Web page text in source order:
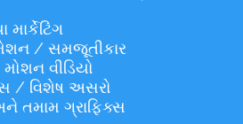
માર્કેટિંગ
/ સમજૂતીકાર
વીડિયો
/ વિશેષ અસરો
તમામ ગ્રાફિક્સ